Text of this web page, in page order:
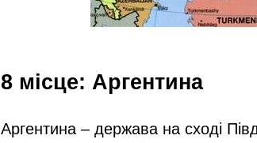
8 місце: Аргентина
Аргентина – держава на сході